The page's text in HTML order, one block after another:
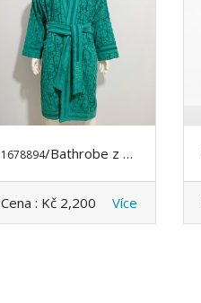
1678894/Bathrobe z DIOR
Cena : Kč 2,200 Více